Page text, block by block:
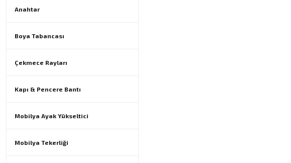
Anahtar
Boya Tabancası
Çekmece Rayları
Kapı & Pencere Bantı
Mobilya Ayak Yükseltici
Mobilya Tekerliği